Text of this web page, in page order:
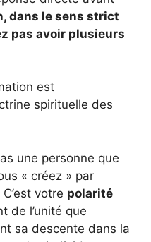
dans le sens strict
pas avoir plusieurs
est
spirituelle des
une personne que
« créez » par
votre polarité
de l’unité que
sa descente dans la